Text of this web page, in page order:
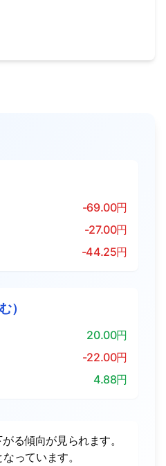
-69.00円
-27.00円
-44.25円
）
20.00円
-22.00円
4.88円
る傾向が見られます。
っています。